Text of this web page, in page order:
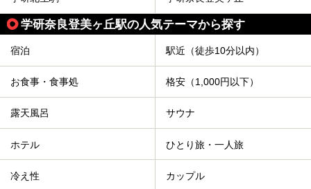
学研奈良登美ヶ丘駅の人気テーマから探す
宿泊 駅近（徒歩10分以内）
お食事・食事処 格安（1,000円以下）
露天風呂 サウナ
ホテル ひとり旅・一人旅
冷え性 カップル